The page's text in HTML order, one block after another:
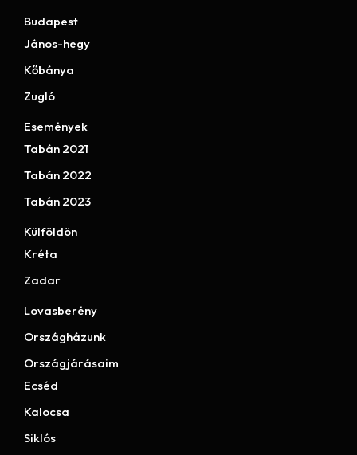
Budapest
János-hegy
Kőbánya
Zugló
Események
Tabán 2021
Tabán 2022
Tabán 2023
Külföldön
Kréta
Zadar
Lovasberény
Országházunk
Országjárásaim
Ecséd
Kalocsa
Siklós